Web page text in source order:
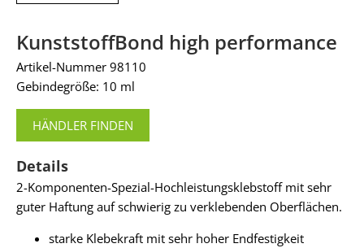
KunststoffBond high performance
Artikel-Nummer 98110
Gebindegröße: 10 ml
HÄNDLER FINDEN
Details
2-Komponenten-Spezial-Hochleistungsklebstoff mit sehr
guter Haftung auf schwierig zu verklebenden Oberflächen.
starke Klebekraft mit sehr hoher Endfestigkeit